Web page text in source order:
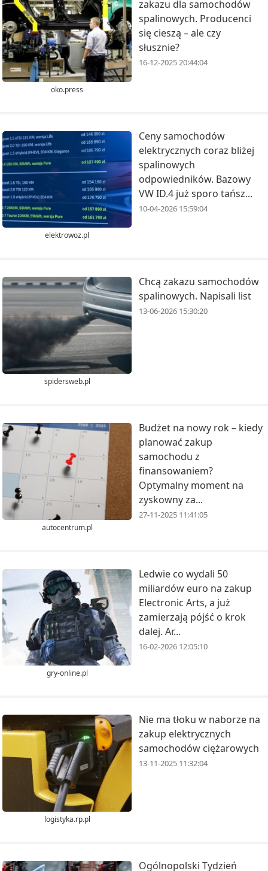
oko.press
zakazu dla samochodów
spalinowych. Producenci
się cieszą – ale czy
słusznie?
16-12-2025 20:44:04
elektrowoz.pl
Ceny samochodów
elektrycznych coraz bliżej
spalinowych
odpowiedników. Bazowy
VW ID.4 już sporo tańsz...
10-04-2026 15:59:04
spidersweb.pl
Chcą zakazu samochodów
spalinowych. Napisali list
13-06-2026 15:30:20
autocentrum.pl
Budżet na nowy rok – kiedy
planować zakup
samochodu z
finansowaniem?
Optymalny moment na
zyskowny za...
27-11-2025 11:41:05
gry-online.pl
Ledwie co wydali 50
miliardów euro na zakup
Electronic Arts, a już
zamierzają pójść o krok
dalej. Ar...
16-02-2026 12:05:10
logistyka.rp.pl
Nie ma tłoku w naborze na
zakup elektrycznych
samochodów ciężarowych
13-11-2025 11:32:04
Ogólnopolski Tydzień